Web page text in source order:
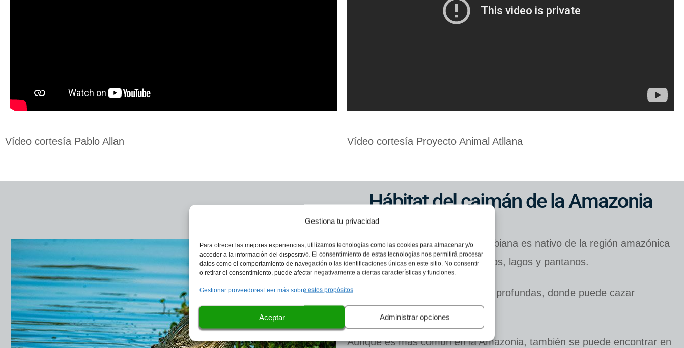
Gestiona tu privacidad
Para ofrecer las mejores experiencias, utilizamos tecnologías como las cookies para almacenar y/o
acceder a la información del dispositivo. El consentimiento de estas tecnologías nos permitirá procesar
datos como el comportamiento de navegación o las identificaciones únicas en este sitio. No consentir
o retirar el consentimiento, puede afectar negativamente a ciertas características y funciones.
Gestionar proveedoresLeer más sobre estos propósitos
Aceptar Administrar opciones
Vídeo cortesía Pablo Allan Vídeo cortesía Proyecto Animal Atllana
Hábitat del caimán de la Amazonia
El caimán de la Amazonia colombiana es nativo de la región amazónica
de Colombia, donde habita en ríos, lagos y pantanos.
Prefiere aguas tranquilas y poco profundas, donde puede cazar
Aunque es más común en la Amazonia, también se puede encontrar en